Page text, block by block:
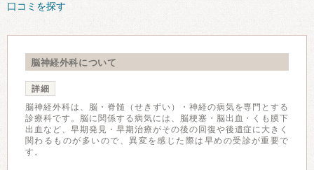
口コミを探す
脳神経外科について
詳細
脳神経外科は、脳・脊髄（せきずい）・神経の病気を専門とする
診療科です。脳に関係する病気には、脳梗塞・脳出血・くも膜下
出血など、早期発見・早期治療がその後の回復や後遺症に大きく
関わるものが多いので、異変を感じた際は早めの受診が重要で
す。